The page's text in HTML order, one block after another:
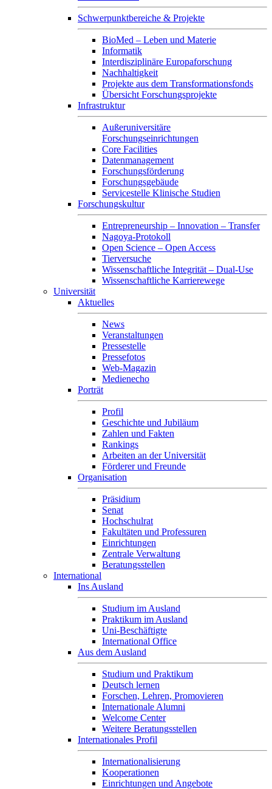
Schwerpunktbereiche & Projekte
BioMed – Leben und Materie
Informatik
Interdisziplinäre Europaforschung
Nachhaltigkeit
Projekte aus dem Transformationsfonds
Übersicht Forschungsprojekte
Infrastruktur
Außeruniversitäre
Forschungseinrichtungen
Core Facilities
Datenmanagement
Forschungsförderung
Forschungsgebäude
Servicestelle Klinische Studien
Forschungskultur
Entrepreneurship – Innovation – Transfer
Nagoya-Protokoll
Open Science – Open Access
Tierversuche
Wissenschaftliche Integrität – Dual-Use
Wissenschaftliche Karrierewege
Universität
Aktuelles
News
Veranstaltungen
Pressestelle
Pressefotos
Web-Magazin
Medienecho
Porträt
Profil
Geschichte und Jubiläum
Zahlen und Fakten
Rankings
Arbeiten an der Universität
Förderer und Freunde
Organisation
Präsidium
Senat
Hochschulrat
Fakultäten und Professuren
Einrichtungen
Zentrale Verwaltung
Beratungsstellen
International
Ins Ausland
Studium im Ausland
Praktikum im Ausland
Uni-Beschäftigte
International Office
Aus dem Ausland
Studium und Praktikum
Deutsch lernen
Forschen, Lehren, Promovieren
Internationale Alumni
Welcome Center
Weitere Beratungsstellen
Internationales Profil
Internationalisierung
Kooperationen
Einrichtungen und Angebote